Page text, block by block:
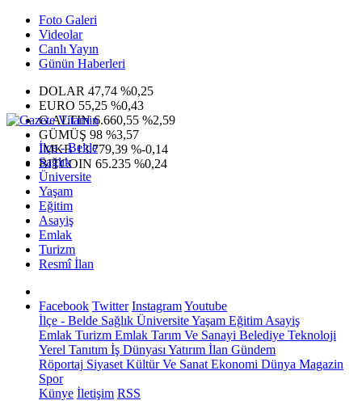
Foto Galeri
Videolar
Canlı Yayın
Günün Haberleri
DOLAR 47,74 %0,25
EURO 55,25 %0,43
G.ALTIN6.660,55 %2,59
GÜMÜŞ 98 %3,57
IMKB13.779,39 %-0,14
BITCOIN 65.235 %0,24
İlçe - Belde
Sağlık
Üniversite
Yaşam
Eğitim
Asayiş
Emlak
Turizm
Resmî İlan
Facebook Twitter InstagramYoutube
İlçe - Belde Sağlık ÜniversiteYaşam Eğitim Asayiş
Emlak Turizm Emlak Tarım Ve Sanayi Belediye Teknoloji
Yerel Tanıtım İş Dünyası Yatırım İlan Gündem
Röportaj Siyaset Kültür Ve Sanat Ekonomi Dünya Magazin
Spor
Künye İletişim RSS